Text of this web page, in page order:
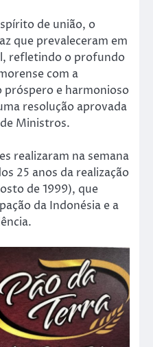
de união, o
que prevaleceram em
refletindo o profundo
com a
e harmonioso
resolução aprovada
Ministros.
realizaram na semana
25 anos da realização
de 1999), que
da Indonésia e a